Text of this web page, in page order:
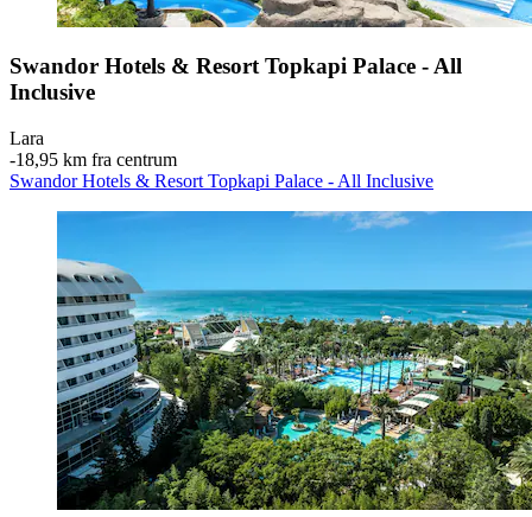
Swandor Hotels & Resort Topkapi Palace - All
Inclusive
Lara
‐18,95 km fra centrum
Swandor Hotels & Resort Topkapi Palace - All Inclusive